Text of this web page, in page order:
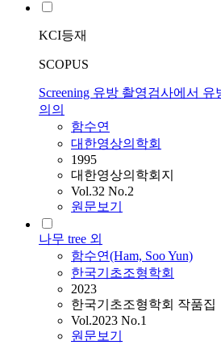
KCI등재
SCOPUS
Screening 유방 촬영검사에서
의의
함수연
대한영상의학회
1995
대한영상의학회지
Vol.32 No.2
원문보기
나무 tree 외
함수연(Ham, Soo Yun)
한국기초조형학회
2023
한국기초조형학회 작품집
Vol.2023 No.1
원문보기